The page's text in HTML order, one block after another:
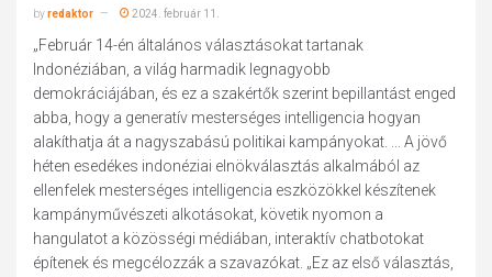
byredaktor 2024. február 11.
„Február 14-én általános választásokat tartanak
Indonéziában, a világ harmadik legnagyobb
demokráciájában, és ez a szakértők szerint bepillantást enged
abba, hogy a generatív mesterséges intelligencia hogyan
alakíthatja át a nagyszabású politikai kampányokat. ... A jövő
héten esedékes indonéziai elnökválasztás alkalmából az
ellenfelek mesterséges intelligencia eszközökkel készítenek
kampányművészeti alkotásokat, követik nyomon a
hangulatot a közösségi médiában, interaktív chatbotokat
építenek és megcélozzák a szavazókat. „Ez az első választás,